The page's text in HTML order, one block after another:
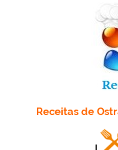
Receitas de